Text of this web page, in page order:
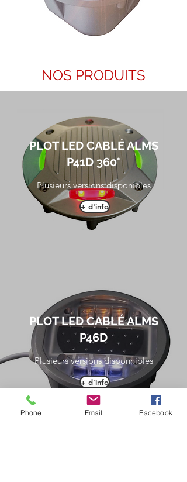
NOS PRODUITS
PLOT LED CABLÉ ALMS
P41D 360°
Plusieurs versions disponibles
+ d'info
PLOT LED CABLÉ ALMS
P46D
Plusieurs versions disponnibles
+ d'info
Phone Email Facebook